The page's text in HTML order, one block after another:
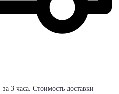
3 часа. Стоимость доставки